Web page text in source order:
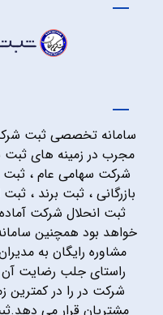
سامانه تخصصی ثبت
مجرب در زمینه های
شرکت سهامی عام ،
بازرگانی ، ثبت برند ،
ثبت انحلال شرکت
خواهد بود همچنین
مشاوره رایگان به
راستای جلب رضایت
شرکت در را در کمترین
مشتریان قرار می